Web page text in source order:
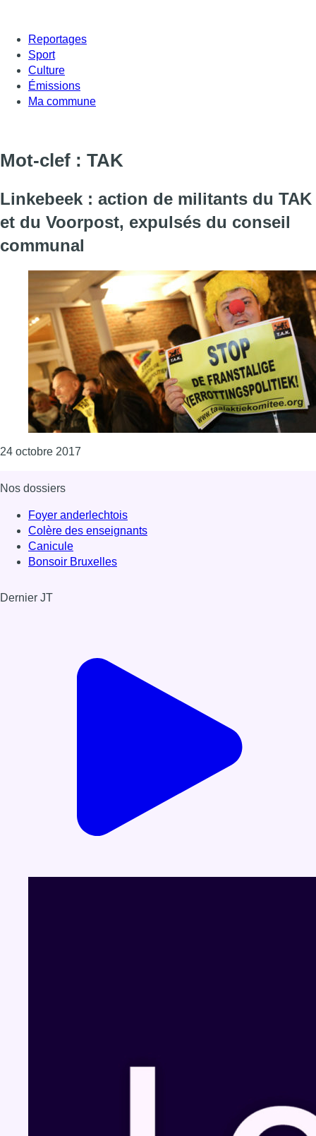
Reportages
Sport
Culture
Émissions
Ma commune
Mot-clef : TAK
Linkebeek : action de militants du TAK
et du Voorpost, expulsés du conseil
communal
24 octobre 2017
Nos dossiers
Foyer anderlechtois
Colère des enseignants
Canicule
Bonsoir Bruxelles
Dernier JT